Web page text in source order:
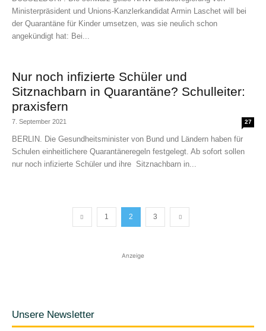
Ministerpräsident und Unions-Kanzlerkandidat Armin Laschet will bei
der Quarantäne für Kinder umsetzen, was sie neulich schon
angekündigt hat: Bei...
Nur noch infizierte Schüler und
Sitznachbarn in Quarantäne? Schulleiter:
praxisfern
7. September 2021 27
BERLIN. Die Gesundheitsminister von Bund und Ländern haben für
Schulen einheitlichere Quarantäneregeln festgelegt. Ab sofort sollen
nur noch infizierte Schüler und ihre Sitznachbarn in...
1 2 3
Anzeige
Unsere Newsletter